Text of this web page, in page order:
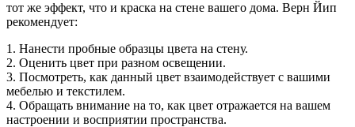
тот же эффект, что и краска на стене вашего дома. Верн Йип
рекомендует:
1. Нанести пробные образцы цвета на стену.
2. Оценить цвет при разном освещении.
3. Посмотреть, как данный цвет взаимодействует с вашими
мебелью и текстилем.
4. Обращать внимание на то, как цвет отражается на вашем
настроении и восприятии пространства.